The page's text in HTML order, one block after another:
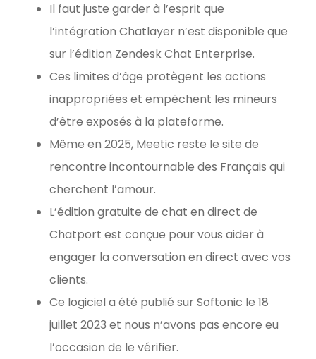
Il faut juste garder à l’esprit que
l’intégration Chatlayer n’est disponible que
sur l’édition Zendesk Chat Enterprise.
Ces limites d’âge protègent les actions
inappropriées et empêchent les mineurs
d’être exposés à la plateforme.
Même en 2025, Meetic reste le site de
rencontre incontournable des Français qui
cherchent l’amour.
L’édition gratuite de chat en direct de
Chatport est conçue pour vous aider à
engager la conversation en direct avec vos
clients.
Ce logiciel a été publié sur Softonic le 18
juillet 2023 et nous n’avons pas encore eu
l’occasion de le vérifier.